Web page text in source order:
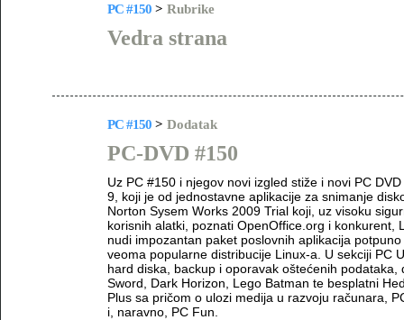
PC #150 > Rubrike
Vedra strana
PC #150 > Dodatak
PC-DVD #150
Uz PC #150 i njegov novi izgled stiže i novi PC
9, koji je od jednostavne aplikacije za snimanje
Norton Sysem Works 2009 Trial koji, uz visoku
korisnih alatki, poznati OpenOffice.org i konkurent,
nudi impozantan paket poslovnih aplikacija
veoma popularne distribucije Linux-a. U sekciji PC
hard diska, backup i oporavak oštećenih
Sword, Dark Horizon, Lego Batman te besplatni
Plus sa pričom o ulozi medija u razvoju računara,
i, naravno, PC Fun.